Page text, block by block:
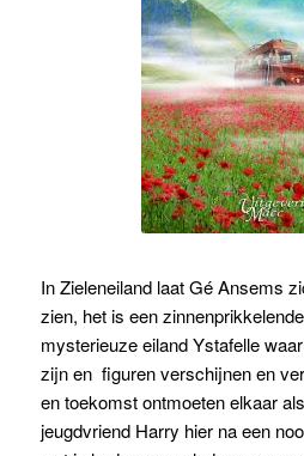
In Zieleneiland laat Gé Ansems
zien, het is een
mysterieuze eiland Ystafelle
zijn en figuren verschijnen en
en toekomst ontmoeten elkaar
jeugdvriend Harry hier na een